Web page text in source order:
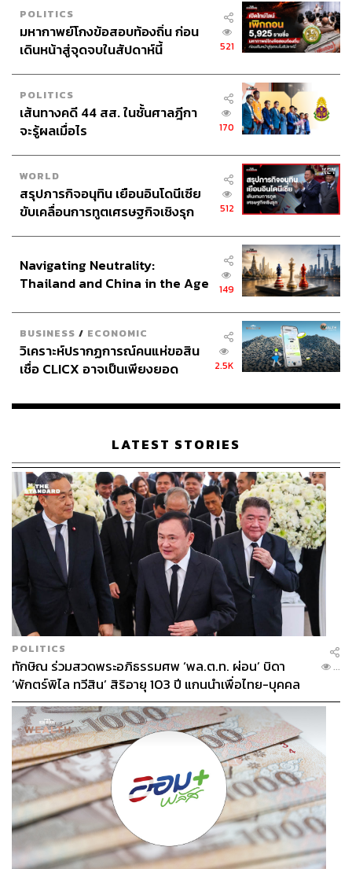
POLITICS
มหากาพย์โกงข้อสอบท้องถิ่น ก่อน
เดินหน้าสู่จุดจบในสัปดาห์นี้
521
POLITICS
เส้นทางคดี 44 สส. ในชั้นศาลฎีกา
จะรู้ผลเมื่อไร
170
WORLD
สรุปภารกิจอนุทิน เยือนอินโดนีเซีย
ขับเคลื่อนการทูตเศรษฐกิจเชิงรุก
512
Navigating Neutrality:
Thailand and China in the Age
149
BUSINESS / ECONOMIC
วิเคราะห์ปรากฏการณ์คนแห่ขอสิน
เชื่อ CLICX อาจเป็นเพียงยอด
เรือนไทยที่ถูกซุกไว้
2.5K
LATEST STORIES
POLITICS
ทักษิณ ร่วมสวดพระอภิธรรมศพ ‘พล.ต.ท. ผ่อน’ บิดา
‘พักตร์พิไล ทวีสิน’ สิริอายุ 103 ปี แกนนำเพื่อไทย-บุคคล
หลากวงการร่วมอาลัย
...